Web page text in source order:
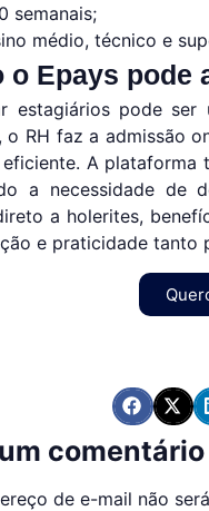
semanais;
médio, técnico e
o Epays pode
estagiários pode
o RH faz a admissão
A plataforma
a necessidade de
a holerites,
e praticidade tanto
comentário
de e-mail não